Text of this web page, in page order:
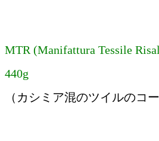
MTR (Manifattura Tessile
440g
（カシミア混のツイルのコ